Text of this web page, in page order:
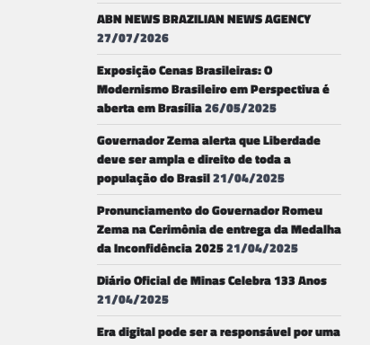
ABN NEWS BRAZILIAN NEWS AGENCY
27/07/2026
Exposição Cenas Brasileiras: O
Modernismo Brasileiro em Perspectiva é
aberta em Brasília26/05/2025
Governador Zema alerta que Liberdade
deve ser ampla e direito de toda a
população do Brasil21/04/2025
Pronunciamento do Governador Romeu
Zema na Cerimônia de entrega da Medalha
da Inconfidência 202521/04/2025
Diário Oficial de Minas Celebra 133 Anos
21/04/2025
Era digital pode ser a responsável por uma